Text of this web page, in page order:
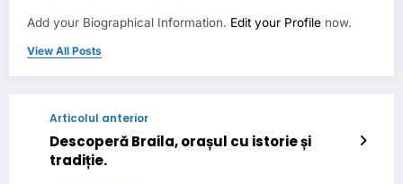
Add your Biographical Information. Edit your Profile now.
View All Posts
Articolul anterior
Descoperă Braila, orașul cu istorie și
tradiție.